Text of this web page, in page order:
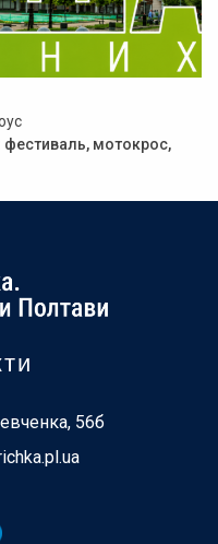
фестиваль, мотокрос,
56б